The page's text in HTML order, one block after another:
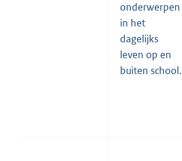
onderwerpen
in het
dagelijks
leven op en
buiten school.